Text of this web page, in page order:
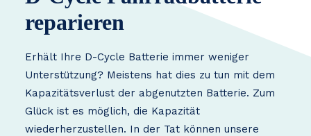
reparieren
Erhält Ihre D-Cycle Batterie immer weniger
Unterstützung? Meistens hat dies zu tun mit dem
Kapazitätsverlust der abgenutzten Batterie. Zum
Glück ist es möglich, die Kapazität
wiederherzustellen. In der Tat können unsere